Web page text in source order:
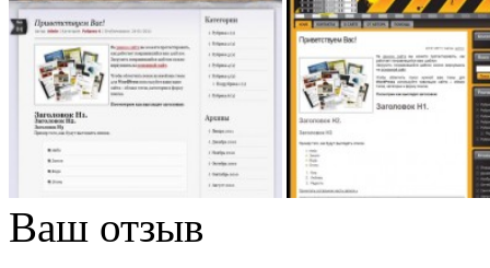
Ваш отзыв